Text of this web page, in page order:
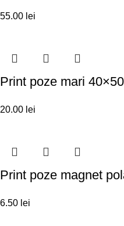
55.00 lei
Print poze mari
20.00 lei
Print poze magnet
6.50 lei